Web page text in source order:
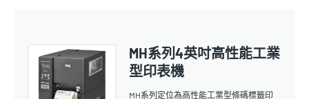
MH系列4英吋高性能工業
型印表機
MH系列定位為高性能工業型條碼標籤印